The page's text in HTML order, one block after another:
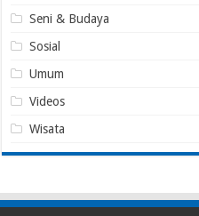
Seni & Budaya
Sosial
Umum
Videos
Wisata